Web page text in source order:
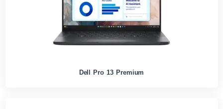
Dell Pro 13 Premium